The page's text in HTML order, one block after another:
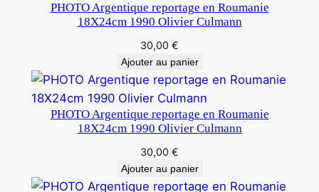
PHOTO Argentique reportage en Roumanie
18X24cm 1990 Olivier Culmann
30,00 €
Ajouter au panier
PHOTO Argentique reportage en Roumanie
18X24cm 1990 Olivier Culmann
30,00 €
Ajouter au panier